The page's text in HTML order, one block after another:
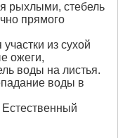
рыхлыми, стебель
прямого
из сухой
ожеги,
воды на листья.
воды в